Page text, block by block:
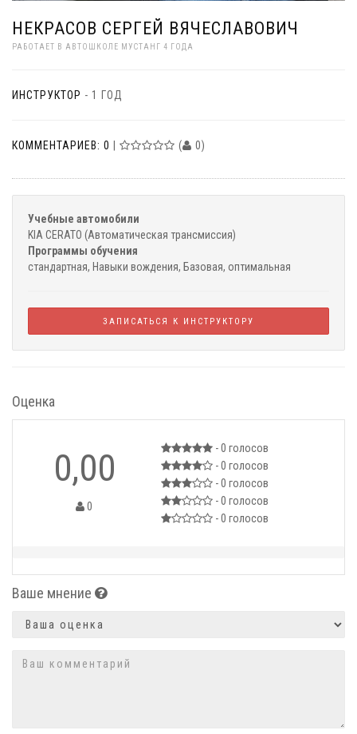
НЕКРАСОВ СЕРГЕЙ ВЯЧЕСЛАВОВИЧ
РАБОТАЕТ В АВТОШКОЛЕ МУСТАНГ 4 ГОДА
ИНСТРУКТОР - 1 ГОД
КОММЕНТАРИЕВ: 0 ( 0)
Учебные автомобили
KIA CERATO (Автоматическая трансмиссия)
Программы обучения
стандартная, Навыки вождения, Базовая, оптимальная
ЗАПИСАТЬСЯ К ИНСТРУКТОРУ
Оценка
0,00
0
- 0 голосов
- 0 голосов
- 0 голосов
- 0 голосов
- 0 голосов
Ваше мнение
Оценка
Комментарий